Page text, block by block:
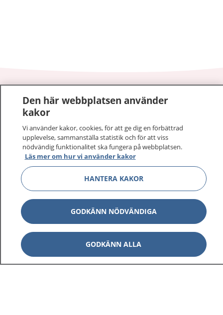
1177 – tryggt om din hälsa och vård
På 1177.se får du råd om hälsa och information om
sjukdomar och vilka mottagningar du kan kontakta.
Logga in för att läsa din journal och göra dina
vårdärenden. Ring telefonnummer 1177 för
sjukvårdsrådgivning dygnet runt.
1177 ger dig råd när du vill må bättre.
1177 på flera språk Visa
Visa
Den här webbplatsen använder
kakor
Vi använder kakor, cookies, för att ge dig en förbättrad
upplevelse, sammanställa statistik och för att viss
nödvändig funktionalitet ska fungera på webbplatsen.
Läs mer om hur vi använder kakor
HANTERA KAKOR
GODKÄNN NÖDVÄNDIGA
GODKÄNN ALLA